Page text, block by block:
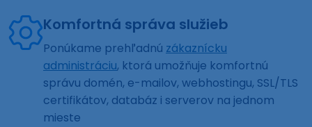
Komfortná správa služieb
Ponúkame prehľadnú zákaznícku
administráciu, ktorá umožňuje komfortnú
správu domén, e-mailov, webhostingu, SSL/TLS
certifikátov, databáz i serverov na jednom
mieste